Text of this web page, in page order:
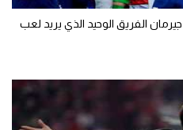
الفريق الوحيد الذي يريد لعب